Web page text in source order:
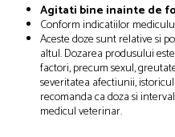
Agitati bine inainte de
Conform indicatiilor
Aceste doze sunt relative si
altul. Dozarea produsului
factori, precum sexul,
severitatea afectiunii,
recomanda ca doza si
medicul veterinar.